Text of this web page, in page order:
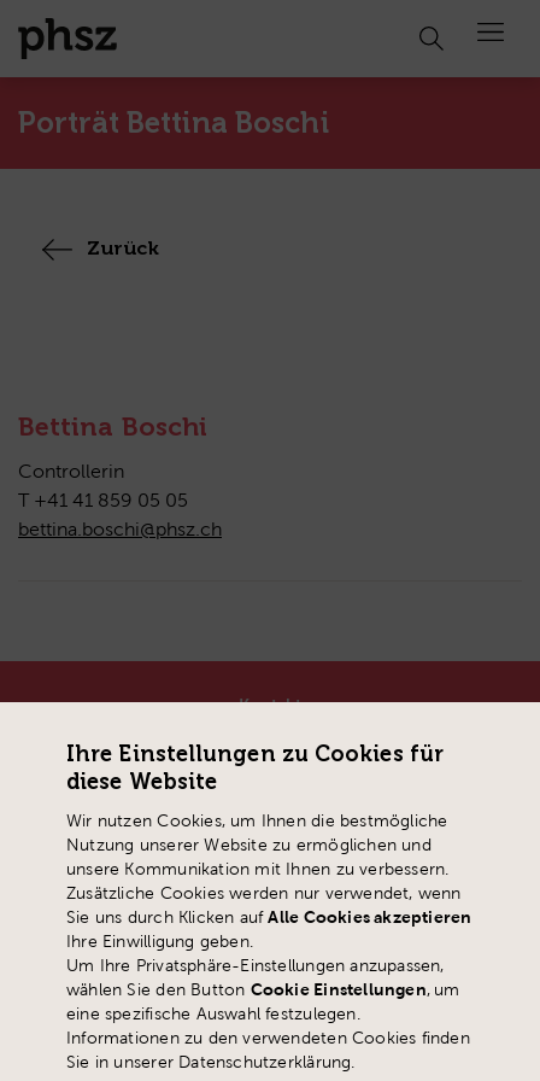
Porträt Bettina Boschi
Zurück
Bettina Boschi
Controllerin
T +41 41 859 05 05
bettina.boschi@phsz.ch
Kontakt
Zaystrasse 42
CH-6410 Goldau
T+41 41 859 05 90
info@phsz.ch
Ihre Einstellungen zu Cookies für
diese Website
Wir nutzen Cookies, um Ihnen die bestmögliche
Nutzung unserer Website zu ermöglichen und
unsere Kommunikation mit Ihnen zu verbessern.
Zusätzliche Cookies werden nur verwendet, wenn
Sie uns durch Klicken aufAlle Cookies akzeptieren
Ihre Einwilligung geben.
Um Ihre Privatsphäre-Einstellungen anzupassen,
wählen Sie den Button Cookie Einstellungen, um
eine spezifische Auswahl festzulegen.
Informationen zu den verwendeten Cookies finden
Sie in unserer Datenschutzerklärung.